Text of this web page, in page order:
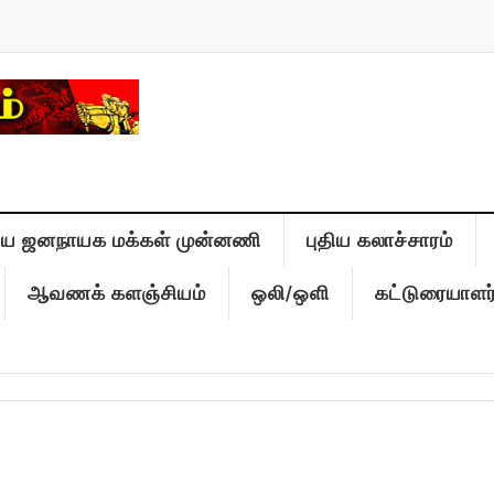
ஜனநாயக மக்கள் முன்னணி புதிய கலாச்சாரம்
ஆவணக் களஞ்சியம் ஒலி/ஒளி